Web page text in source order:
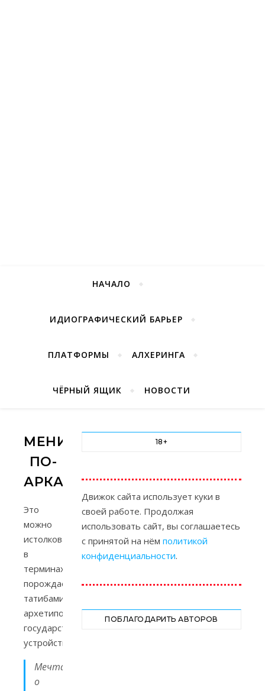
НАЧАЛО
ИДИОГРАФИЧЕСКИЙ БАРЬЕР
ПЛАТФОРМЫ АЛХЕРИНГА
ЧЁРНЫЙ ЯЩИК НОВОСТИ
МЕНИППЕЯ
ПО-
АРКАНАРСКИ
Это
можно
истолковать
в
терминах
порождаемых
татибами
архетипов
государственного
устройства:
Мечта
о
18+
Движок сайта использует куки в
своей работе. Продолжая
использовать сайт, вы соглашаетесь
с принятой на нём политикой
конфиденциальности.
ПОБЛАГОДАРИТЬ АВТОРОВ